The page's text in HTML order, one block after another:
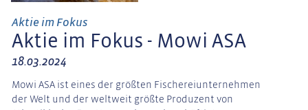
Aktie im Fokus
Aktie im Fokus - Mowi ASA
18.03.2024
Mowi ASA ist eines der größten Fischereiunternehmen
der Welt und der weltweit größte Produzent von